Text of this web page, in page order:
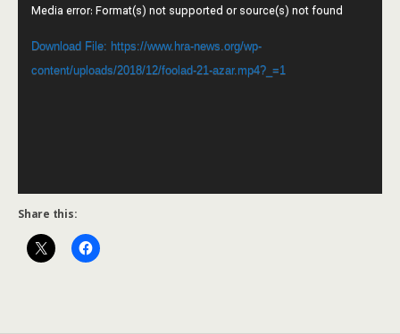
Media error: Format(s) not supported or source(s) not found
Download File: https://www.hra-news.org/wp-
content/uploads/2018/12/foolad-21-azar.mp4?_=1
Share this: